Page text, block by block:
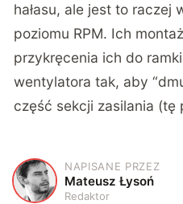
hałasu, ale jest to raczej
poziomu RPM. Ich
przykręcenia ich do
wentylatora tak, aby
część sekcji zasilania (tę
M
NAPISANE PRZEZ
Mateusz Łysoń
Redaktor